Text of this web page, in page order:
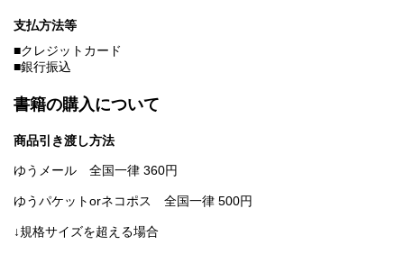
支払方法等
■クレジットカード
■銀行振込
書籍の購入について
商品引き渡し方法
ゆうメール 全国一律 360円
ゆうパケットorネコポス 全国一律 500円
↓規格サイズを超える場合